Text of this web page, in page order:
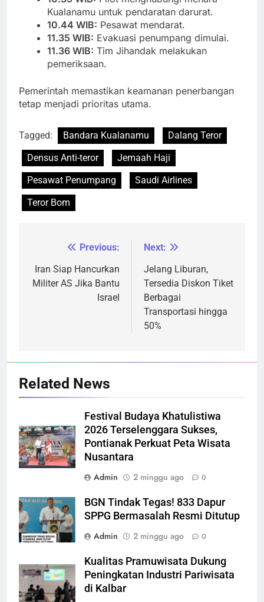
Kualanamu untuk pendaratan darurat.
10.44 WIB: Pesawat mendarat.
11.35 WIB: Evakuasi penumpang dimulai.
11.36 WIB: Tim Jihandak melakukan
pemeriksaan.
Pemerintah memastikan keamanan penerbangan
tetap menjadi prioritas utama.
Tagged: Bandara Kualanamu
Dalang Teror
Densus Anti-teror
Jemaah Haji
Pesawat Penumpang
Saudi Airlines
Teror Bom
Navigasi
pos
Previous:
Iran Siap Hancurkan
Militer AS Jika Bantu
Israel
Next:
Jelang Liburan,
Tersedia Diskon Tiket
Berbagai
Transportasi hingga
50%
Related News
Festival Budaya Khatulistiwa
2026 Terselenggara Sukses,
Pontianak Perkuat Peta Wisata
Nusantara
Admin
2 minggu ago 0
BGN Tindak Tegas! 833 Dapur
SPPG Bermasalah Resmi Ditutup
Admin
2 minggu ago 0
Kualitas Pramuwisata Dukung
Peningkatan Industri Pariwisata
di Kalbar